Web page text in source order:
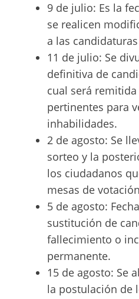
9 de julio: Es la
se realicen
a las
11 de julio: Se
definitiva de
cual será
pertinentes para
inhabilidades.
2 de agosto: Se
sorteo y la
los ciudadanos
mesas de
5 de agosto:
sustitución de
fallecimiento o
permanente.
15 de agosto: Se
la postulación de